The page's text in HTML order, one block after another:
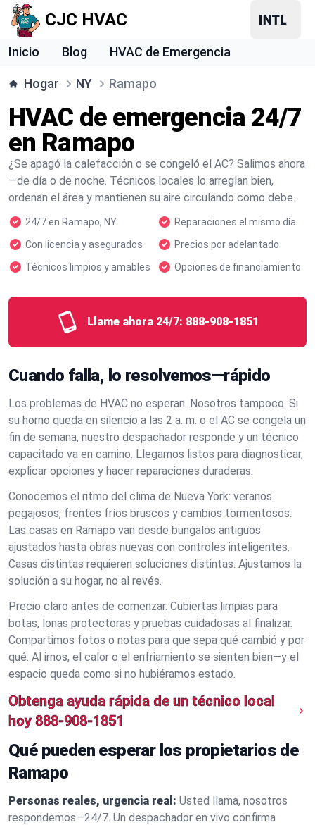
CJC HVAC
Inicio Blog HVAC de Emergencia
Hogar NY Ramapo
HVAC de emergencia 24/7
en Ramapo
¿Se apagó la calefacción o se congeló el AC? Salimos ahora
—de día o de noche. Técnicos locales lo arreglan bien,
ordenan el área y mantienen su aire circulando como debe.
24/7 en Ramapo, NY
Reparaciones el mismo día
Con licencia y asegurados
Precios por adelantado
Técnicos limpios y amables
Opciones de financiamiento
Llame ahora 24/7: 888-908-1851
Cuando falla, lo resolvemos—rápido
Los problemas de HVAC no esperan. Nosotros tampoco. Si
su horno queda en silencio a las 2 a. m. o el AC se congela un
fin de semana, nuestro despachador responde y un técnico
capacitado va en camino. Llegamos listos para diagnosticar,
explicar opciones y hacer reparaciones duraderas.
Conocemos el ritmo del clima de Nueva York: veranos
pegajosos, frentes fríos bruscos y cambios tormentosos.
Las casas en Ramapo van desde bungalós antiguos
ajustados hasta obras nuevas con controles inteligentes.
Casas distintas requieren soluciones distintas. Ajustamos la
solución a su hogar, no al revés.
Precio claro antes de comenzar. Cubiertas limpias para
botas, lonas protectoras y pruebas cuidadosas al finalizar.
Compartimos fotos o notas para que sepa qué cambió y por
qué. Al irnos, el calor o el enfriamiento se sienten bien—y el
espacio queda como si no hubiéramos estado.
Obtenga ayuda rápida de un técnico local
hoy 888-908-1851
Qué pueden esperar los propietarios de
Ramapo
Personas reales, urgencia real: Usted llama, nosotros
respondemos—24/7. Un despachador en vivo confirma